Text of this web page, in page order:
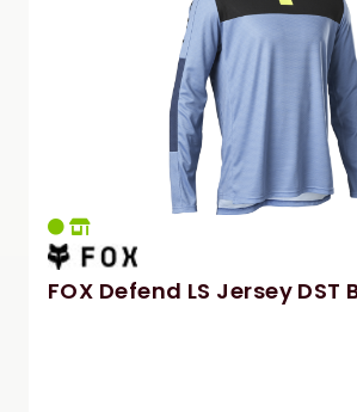
FOX Defend LS Jersey DST